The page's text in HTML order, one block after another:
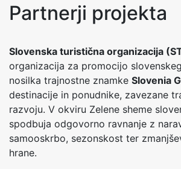
Partnerji projekta
Slovenska turistična organizacija
organizacija za promocijo
nosilka trajnostne znamke Slovenia
destinacije in ponudnike, zavezane
razvoju. V okviru Zelene sheme
spodbuja odgovorno ravnanje z
samooskrbo, sezonskost ter
hrane.